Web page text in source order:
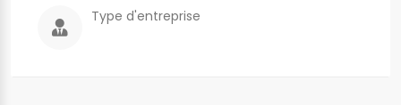
Type d'entreprise